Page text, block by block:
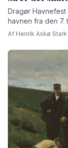
Dragør
havnen fra den 7.
Af Henrik Askø Stark